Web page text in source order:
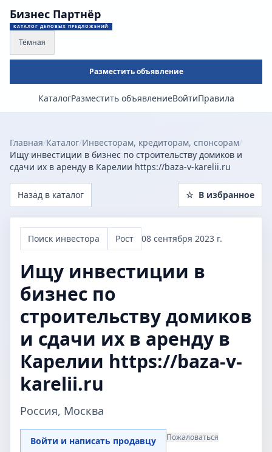
Бизнес Партнёр
КАТАЛОГ ДЕЛОВЫХ ПРЕДЛОЖЕНИЙ
Тёмная
Разместить объявление
КаталогРазместить объявлениеВойтиПравила
Главная/Каталог/Инвесторам, кредиторам, спонсорам/
Ищу инвестиции в бизнес по строительству домиков и
сдачи их в аренду в Карелии https://baza-v-karelii.ru
Назад в каталог ☆ В избранное
Поиск инвестора Рост 08 сентября 2023 г.
Ищу инвестиции в
бизнес по
строительству домиков
и сдачи их в аренду в
Карелии https://baza-v-
karelii.ru
Россия, Москва
Войти и написать продавцу Пожаловаться